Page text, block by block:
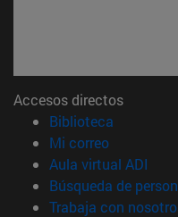
Accesos directos
Biblioteca
Mi correo(abre en
Aula virtual ADI
Búsqueda de
Trabaja con